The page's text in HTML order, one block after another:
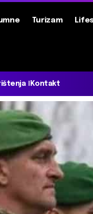
Turizam
Kontakt